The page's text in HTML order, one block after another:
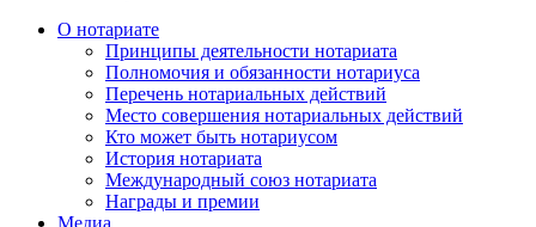
О нотариате
Принципы деятельности нотариата
Полномочия и обязанности нотариуса
Перечень нотариальных действий
Место совершения нотариальных действий
Кто может быть нотариусом
История нотариата
Международный союз нотариата
Награды и премии
Медиа